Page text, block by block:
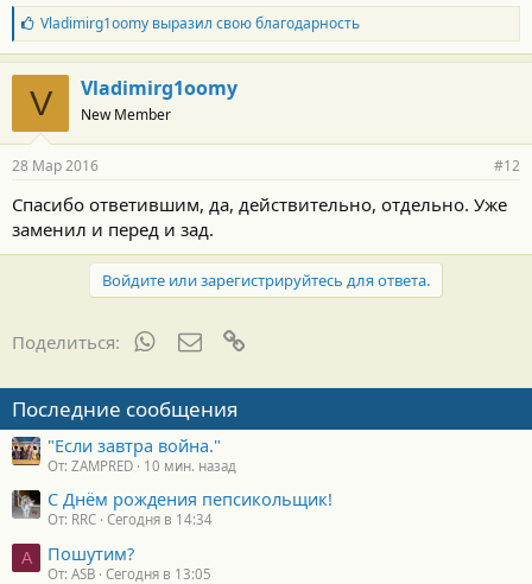
Б
л
а
г
о
д
а
н
с
т
и
Vladimirg1oomyвыразил свою благодарность
V Vladimirg1oomy
New Member
28 Мар 2016 #12
Спасибо ответившим, да, действительно, отдельно. Уже
заменил и перед и зад.
Войдите или зарегистрируйтесь для ответа.
Поделиться: WhatsAppЭлектронная почта
Последние сообщения
"Если завтра война."
От: ZAMPRED 10 мин. назад
С Днём рождения пепсикольщик!
От: RRC Сегодня в 14:34
A Пошутим?
От: ASB Сегодня в 13:05